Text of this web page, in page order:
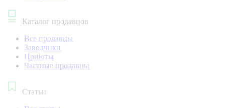
Каталог продавцов
Все продавцы
Заводчики
Приюты
Частные продавцы
Статьи